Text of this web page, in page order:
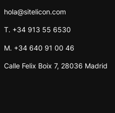
hola@sitelicon.com
T. +34 913 55 6530
M. +34 640 91 00 46
Calle Felix Boix 7, 28036 Madrid